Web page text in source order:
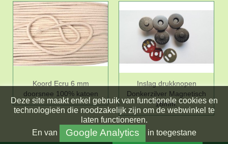
Koord Ecru 6 mm
doorsnee 100% katoen
Inslag drukknopen
Donkerzilver Magnetisch
18mm.
Deze site maakt enkel gebruik van functionele cookies en
technologieën die noodzakelijk zijn om de webwinkel te
laten functioneren.
En van Google Analytics
in toegestane